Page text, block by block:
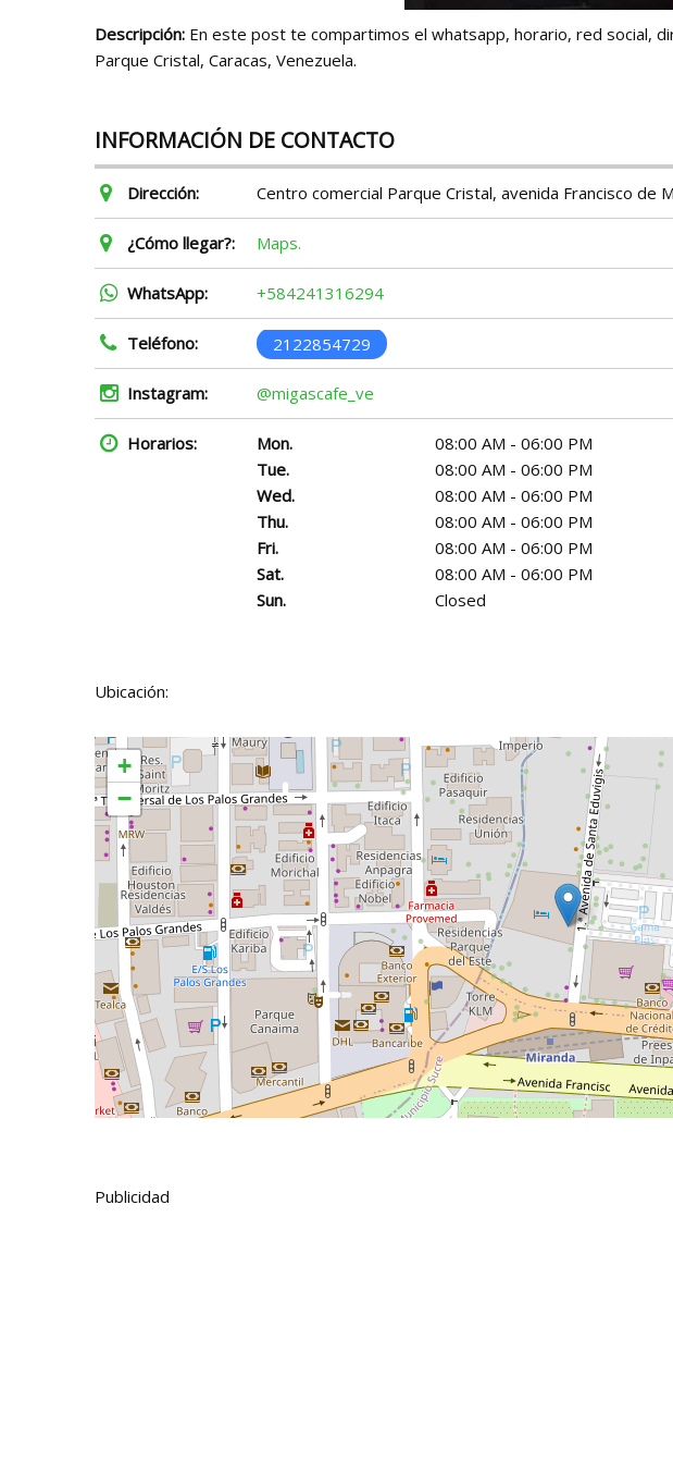
Descripción: En este post te compartimos el whatsapp, horario, red social,
Parque Cristal, Caracas, Venezuela.
INFORMACIÓN DE CONTACTO
Dirección: Centro comercial Parque Cristal, avenida Francisco de
¿Cómo llegar?: Maps.
WhatsApp: +584241316294
Teléfono: 2122854729
Instagram: @migascafe_ve
Horarios: Mon.
08:00 AM - 06:00 PM
Tue.
08:00 AM - 06:00 PM
Wed.
08:00 AM - 06:00 PM
Thu.
08:00 AM - 06:00 PM
Fri.
08:00 AM - 06:00 PM
Sat.
08:00 AM - 06:00 PM
Sun.
Closed
Ubicación:
+
−
Publicidad